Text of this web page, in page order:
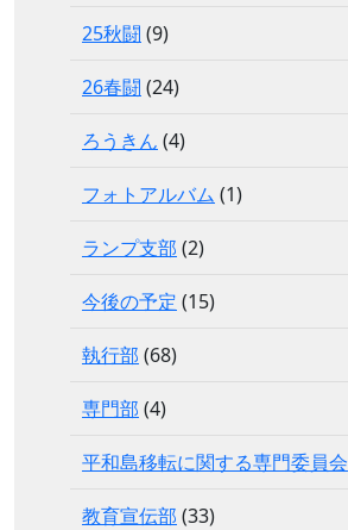
25秋闘 (9)
26春闘 (24)
ろうきん (4)
フォトアルバム (1)
ランプ支部 (2)
今後の予定 (15)
執行部 (68)
専門部 (4)
平和島移転に関する専門委員会
教育宣伝部 (33)